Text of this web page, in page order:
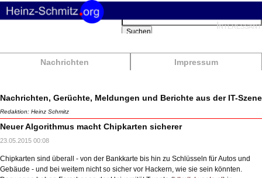
Nachrichten Impressum
Suchbegriffe
Suchen
Nachrichten, Gerüchte, Meldungen und Berichte aus der IT-Szene
Redaktion: Heinz Schmitz
Neuer Algorithmus macht Chipkarten sicherer
23.05.2015 00:08
Chipkarten sind überall - von der Bankkarte bis hin zu Schlüsseln für Autos und
Gebäude - und bei weitem nicht so sicher vor Hackern, wie sie sein könnten.